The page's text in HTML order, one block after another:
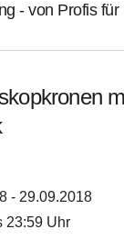
- von Profis für
- 29.09.2018
23:59 Uhr